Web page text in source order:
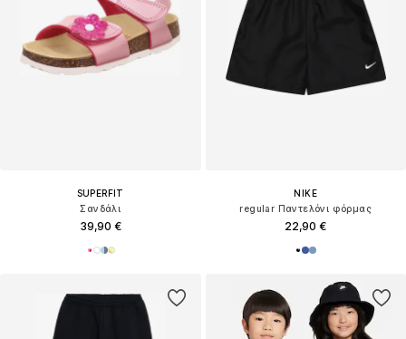
SUPERFIT
Σανδάλι
39,90 €
NIKE
regular Παντελόνι φόρμας
22,90 €